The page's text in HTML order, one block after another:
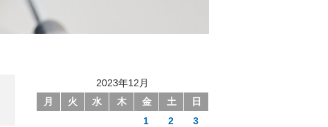
2023年12月
月
火 水 木 金 土
日
1
2
3